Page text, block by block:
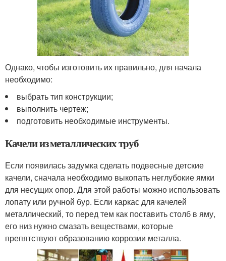
Однако, чтобы изготовить их правильно, для начала
необходимо:
выбрать тип конструкции;
выполнить чертеж;
подготовить необходимые инструменты.
Качели из металлических труб
Если появилась задумка сделать подвесные детские
качели, сначала необходимо выкопать неглубокие ямки
для несущих опор. Для этой работы можно использовать
лопату или ручной бур. Если каркас для качелей
металлический, то перед тем как поставить столб в яму,
его низ нужно смазать веществами, которые
препятствуют образованию коррозии металла.